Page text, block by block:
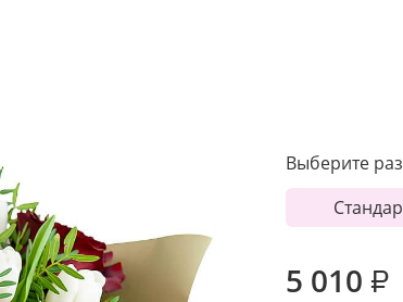
Выберите
5 010 ₽